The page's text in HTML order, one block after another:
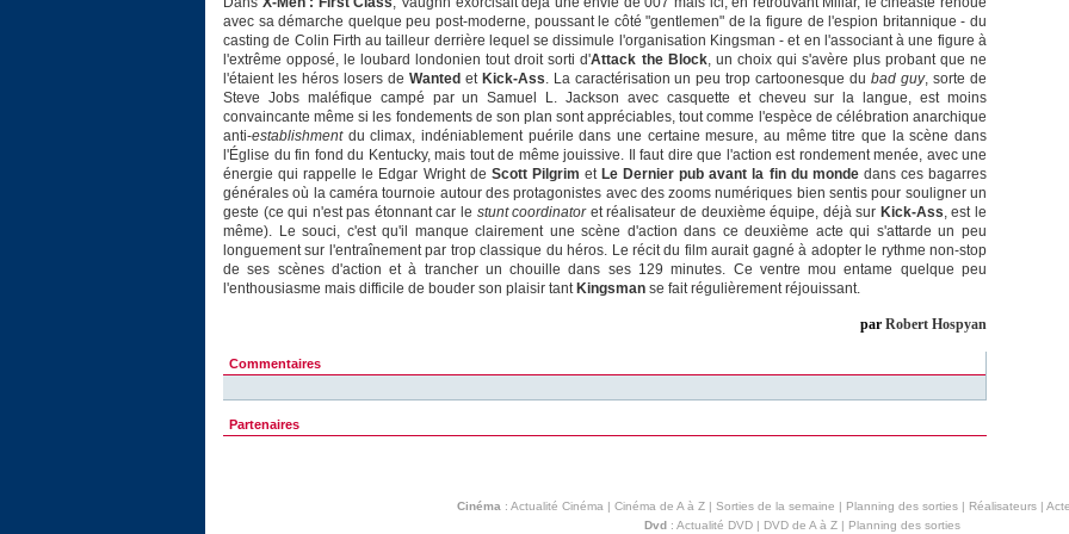
avec sa démarche quelque peu post-moderne, poussant le côté "gentlemen" de la figure de l'espion britannique - du
casting de Colin Firth au tailleur derrière lequel se dissimule l'organisation Kingsman - et en l'associant à une figure à
l'extrême opposé, le loubard londonien tout droit sorti d'Attack the Block, un choix qui s'avère plus probant que ne
l'étaient les héros losers de Wanted et Kick-Ass. La caractérisation un peu trop cartoonesque dubad guy, sorte de
Steve Jobs maléfique campé par un Samuel L. Jackson avec casquette et cheveu sur la langue, est moins
convaincante même si les fondements de son plan sont appréciables, tout comme l'espèce de célébration anarchique
anti-establishmentdu climax, indéniablement puérile dans une certaine mesure, au même titre que la scène dans
l'Église du fin fond du Kentucky, mais tout de même jouissive. Il faut dire que l'action est rondement menée, avec une
énergie qui rappelle le Edgar Wright de Scott Pilgrim et Le Dernier pub avant la fin du mondedans ces bagarres
générales où la caméra tournoie autour des protagonistes avec des zooms numériques bien sentis pour souligner un
geste (ce qui n'est pas étonnant car le stunt coordinatoret réalisateur de deuxième équipe, déjà sur Kick-Ass, est le
même). Le souci, c'est qu'il manque clairement une scène d'action dans ce deuxième acte qui s'attarde un peu
longuement sur l'entraînement par trop classique du héros. Le récit du film aurait gagné à adopter le rythme non-stop
de ses scènes d'action et à trancher un chouille dans ses 129 minutes. Ce ventre mou entame quelque peu
l'enthousiasme mais difficile de bouder son plaisir tant Kingsman se fait régulièrement réjouissant.
par Robert Hospyan
Commentaires
Partenaires
Cinéma : Actualité Cinéma | Cinéma de A à Z| Sorties de la semaine | Planning des sorties| Réalisateurs|
Dvd: Actualité DVD| DVD de A à Z| Planning des sorties